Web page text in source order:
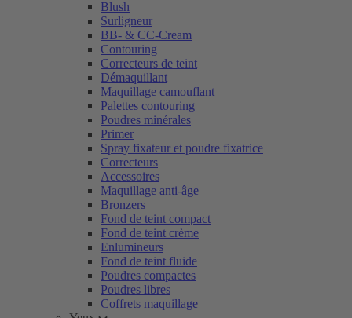
Blush
Surligneur
BB- & CC-Cream
Contouring
Correcteurs de teint
Démaquillant
Maquillage camouflant
Palettes contouring
Poudres minérales
Primer
Spray fixateur et poudre fixatrice
Correcteurs
Accessoires
Maquillage anti-âge
Bronzers
Fond de teint compact
Fond de teint crème
Enlumineurs
Fond de teint fluide
Poudres compactes
Poudres libres
Coffrets maquillage